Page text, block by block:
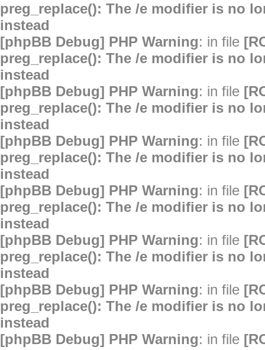
preg_replace(): The /e modifier is no
instead
[phpBB Debug] PHP Warning: in file
preg_replace(): The /e modifier is no
instead
[phpBB Debug] PHP Warning: in file
preg_replace(): The /e modifier is no
instead
[phpBB Debug] PHP Warning: in file
preg_replace(): The /e modifier is no
instead
[phpBB Debug] PHP Warning: in file
preg_replace(): The /e modifier is no
instead
[phpBB Debug] PHP Warning: in file
preg_replace(): The /e modifier is no
instead
[phpBB Debug] PHP Warning: in file
preg_replace(): The /e modifier is no
instead
[phpBB Debug] PHP Warning: in file